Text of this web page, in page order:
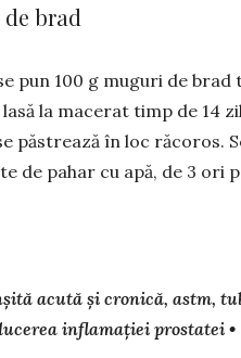
muguri
pun 100 g muguri de brad
la ma­ce­rat timp de 14
păstrează în loc ră­co­ros.
de pahar cu apă, de 3 ori
acută și cronică, astm,
inflamaţiei prostatei •